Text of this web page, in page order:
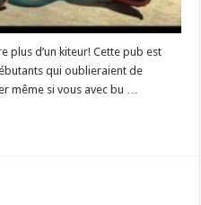
plus d’un kiteur! Cette pub est
qui oublieraient de
même si vous avec bu …